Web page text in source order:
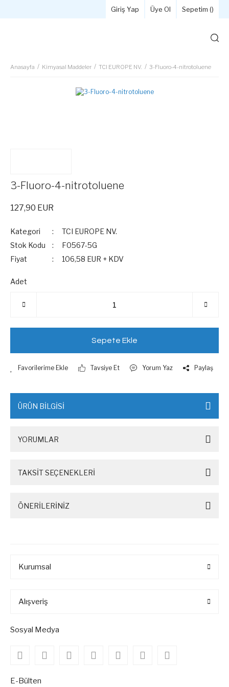
Giriş Yap Üye Ol Sepetim ()
Anasayfa Kimyasal Maddeler TCI EUROPE NV. 3-Fluoro-4-nitrotoluene
3-Fluoro-4-nitrotoluene
127,90 EUR
Kategori
TCI EUROPE NV.
Stok Kodu
F0567-5G
Fiyat
106,58 EUR + KDV
Adet
Sepete Ekle
Tavsiye Et Yorum Yaz Paylaş
ÜRÜN BİLGİSİ
YORUMLAR
TAKSİT SEÇENEKLERİ
ÖNERİLERİNİZ
Kurumsal
Alışveriş
Sosyal Medya
E-Bülten